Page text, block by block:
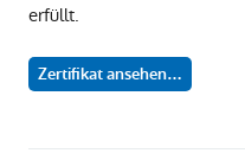
erfüllt.
Zertifikat ansehen…